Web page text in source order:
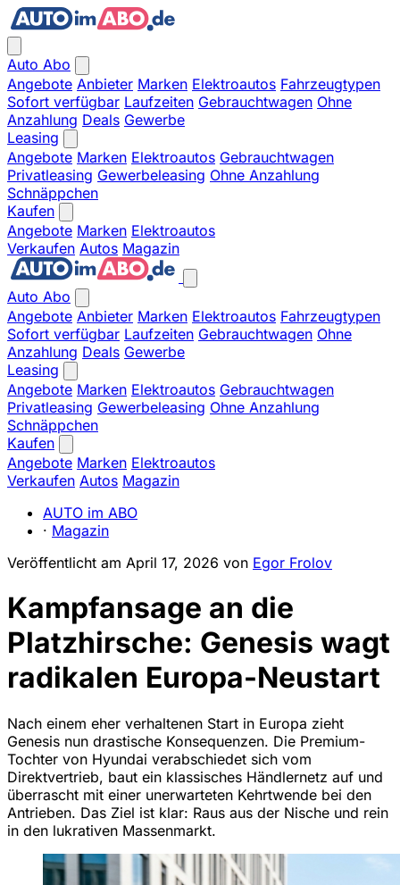
Auto Abo
Angebote Anbieter Marken Elektroautos Fahrzeugtypen
Sofort verfügbar Laufzeiten Gebrauchtwagen Ohne
Anzahlung Deals Gewerbe
Leasing
Angebote Marken Elektroautos Gebrauchtwagen
Privatleasing Gewerbeleasing Ohne Anzahlung
Schnäppchen
Kaufen
Angebote Marken Elektroautos
Verkaufen Autos Magazin
Auto Abo
Angebote Anbieter Marken Elektroautos Fahrzeugtypen
Sofort verfügbar Laufzeiten Gebrauchtwagen Ohne
Anzahlung Deals Gewerbe
Leasing
Angebote Marken Elektroautos Gebrauchtwagen
Privatleasing Gewerbeleasing Ohne Anzahlung
Schnäppchen
Kaufen
Angebote Marken Elektroautos
Verkaufen Autos Magazin
AUTO im ABO
· Magazin
Veröffentlicht am April 17, 2026 von Egor Frolov
Kampfansage an die
Platzhirsche: Genesis wagt
radikalen Europa-Neustart
Nach einem eher verhaltenen Start in Europa zieht
Genesis nun drastische Konsequenzen. Die Premium-
Tochter von Hyundai verabschiedet sich vom
Direktvertrieb, baut ein klassisches Händlernetz auf und
überrascht mit einer unerwarteten Kehrtwende bei den
Antrieben. Das Ziel ist klar: Raus aus der Nische und rein
in den lukrativen Massenmarkt.